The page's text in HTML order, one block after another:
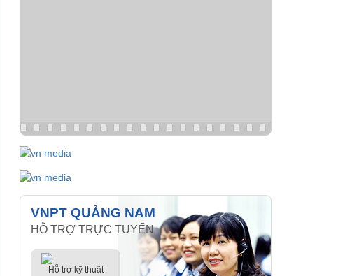
VNPT QUẢNG NAM
HỖ TRỢ TRỰC TUYẾN
Hỗ trợ kỹ thuật